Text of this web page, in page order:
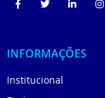
INFORMAÇÕES
Institucional